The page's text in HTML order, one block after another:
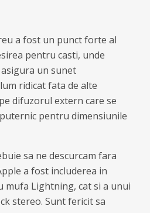
a fost un punct forte al
pentru casti, unde
un sunet
ridicat fata de alte
difuzorul extern care se
pentru dimensiunile
sa ne descurcam fara
a fost includerea in
mufa Lightning, cat si a unui
stereo. Sunt fericit sa